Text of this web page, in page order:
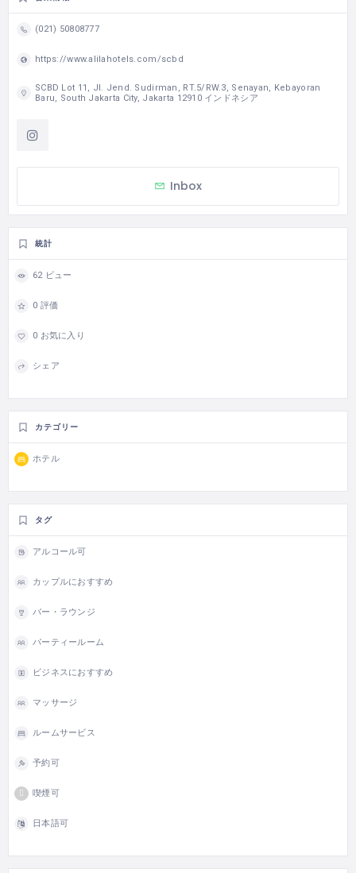
(021) 50808777
https://www.alilahotels.com/scbd
SCBD Lot 11, Jl. Jend. Sudirman, RT.5/RW.3, Senayan, Kebayoran
Baru, South Jakarta City, Jakarta 12910 インドネシア
Inbox
統計
62 ビュー
0 評価
0 お気に入り
シェア
カテゴリー
ホテル
タグ
アルコール可
カップルにおすすめ
バー・ラウンジ
パーティールーム
ビジネスにおすすめ
マッサージ
ルームサービス
予約可
喫煙可
日本語可